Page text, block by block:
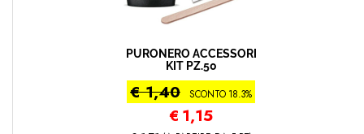
PURONERO ACCESSORI
KIT PZ.50
€ 1,40 SCONTO 18.3%
€ 1,15